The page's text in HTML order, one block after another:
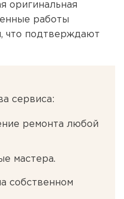
оригинальная
работы
что подтверждают
сервиса:
ремонта любой
мастера.
собственном